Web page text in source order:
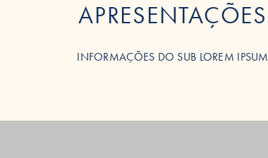
APRESENTAÇÕES
INFORMAÇÕES DO SUB LOREM IPSUM